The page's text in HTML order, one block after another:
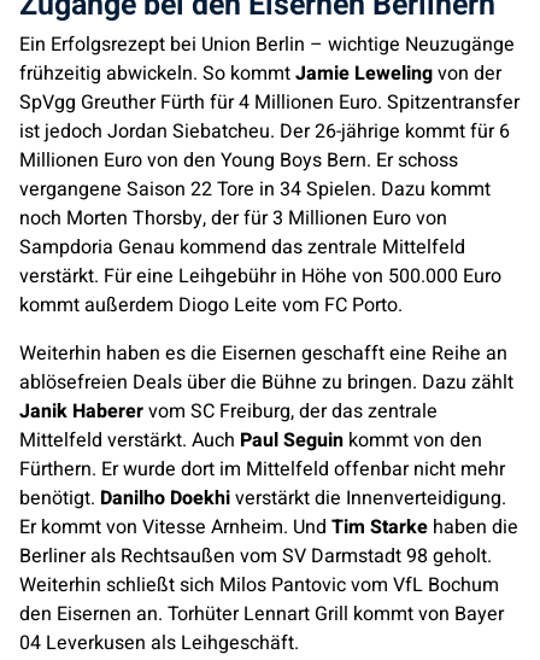
Ein Erfolgsrezept bei Union Berlin – wichtige Neuzugänge
frühzeitig abwickeln. So kommtJamie Lewelingvon der
SpVgg Greuther Fürth für 4 Millionen Euro. Spitzentransfer
ist jedoch Jordan Siebatcheu. Der 26-jährige kommt für 6
Millionen Euro von den Young Boys Bern. Er schoss
vergangene Saison 22 Tore in 34 Spielen. Dazu kommt
noch Morten Thorsby, der für 3 Millionen Euro von
Sampdoria Genau kommend das zentrale Mittelfeld
verstärkt. Für eine Leihgebühr in Höhe von 500.000 Euro
kommt außerdem Diogo Leite vom FC Porto.
Weiterhin haben es die Eisernen geschafft eine Reihe an
ablösefreien Deals über die Bühne zu bringen. Dazu zählt
Janik Haberervom SC Freiburg, der das zentrale
Mittelfeld verstärkt. Auch Paul Seguin kommt von den
Fürthern. Er wurde dort im Mittelfeld offenbar nicht mehr
benötigt. Danilho Doekhiverstärkt die Innenverteidigung.
Er kommt von Vitesse Arnheim. Und Tim Starke haben die
Berliner als Rechtsaußen vom SV Darmstadt 98 geholt.
Weiterhin schließt sich Milos Pantovic vom VfL Bochum
den Eisernen an. Torhüter Lennart Grill kommt von Bayer
04 Leverkusen als Leihgeschäft.